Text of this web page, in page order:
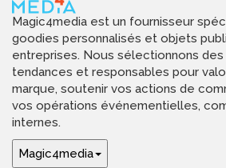
Magic4media est un fournisseur
goodies personnalisés et objets
entreprises. Nous sélectionnons
tendances et responsables pour
marque, soutenir vos actions de
vos opérations événementielles,
internes.
Magic4media